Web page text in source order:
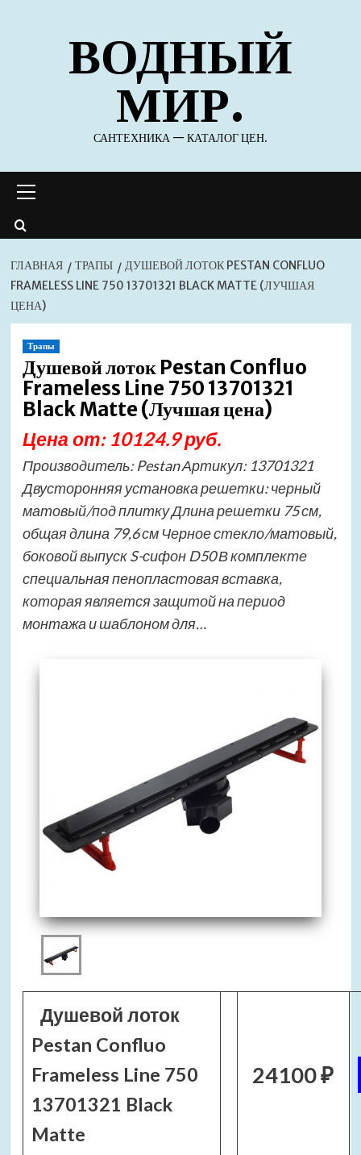
содержимомуВОДНЫЙ
МИР.
САНТЕХНИКА — КАТАЛОГ ЦЕН.
меню
ГЛАВНАЯ ТРАПЫ
ДУШЕВОЙ ЛОТОК PESTAN CONFLUO
FRAMELESS LINE 750 13701321 BLACK MATTE (ЛУЧШАЯ
ЦЕНА)
Трапы
Душевой лоток Pestan Confluo
Frameless Line 750 13701321
Black Matte (Лучшая цена)
Цена от: 10124.9 руб.
Производитель: Pestan Артикул: 13701321
Двусторонняя установка решетки: черный
матовый/под плитку Длина решетки 75 см,
общая длина 79,6 см Черное стекло/матовый,
боковой выпуск S-сифон D50 В комплекте
специальная пенопластовая вставка,
которая является защитой на период
монтажа и шаблоном для…
Душевой лоток
Pestan Confluo
Frameless Line 750
13701321 Black
Matte
24100 ₽